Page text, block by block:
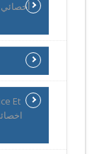
Et